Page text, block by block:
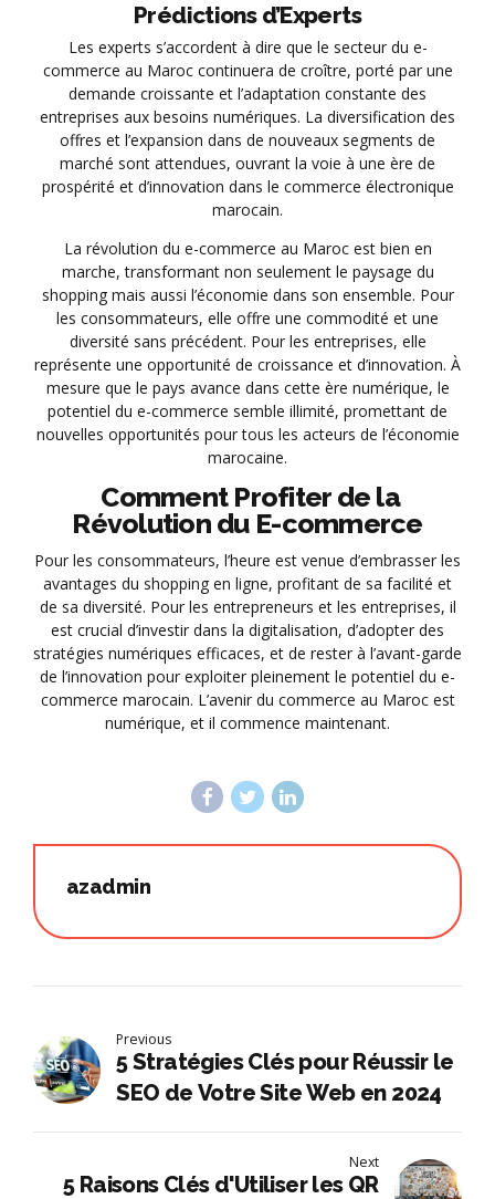
Prédictions d’Experts
Les experts s’accordent à dire que le secteur du e-
commerce au Maroc continuera de croître, porté par une
demande croissante et l’adaptation constante des
entreprises aux besoins numériques. La diversification des
offres et l’expansion dans de nouveaux segments de
marché sont attendues, ouvrant la voie à une ère de
prospérité et d’innovation dans le commerce électronique
marocain.
La révolution du e-commerce au Maroc est bien en
marche, transformant non seulement le paysage du
shopping mais aussi l’économie dans son ensemble. Pour
les consommateurs, elle offre une commodité et une
diversité sans précédent. Pour les entreprises, elle
représente une opportunité de croissance et d’innovation. À
mesure que le pays avance dans cette ère numérique, le
potentiel du e-commerce semble illimité, promettant de
nouvelles opportunités pour tous les acteurs de l’économie
marocaine.
Comment Profiter de la
Révolution du E-commerce
Pour les consommateurs, l’heure est venue d’embrasser les
avantages du shopping en ligne, profitant de sa facilité et
de sa diversité. Pour les entrepreneurs et les entreprises, il
est crucial d’investir dans la digitalisation, d’adopter des
stratégies numériques efficaces, et de rester à l’avant-garde
de l’innovation pour exploiter pleinement le potentiel du e-
commerce marocain. L’avenir du commerce au Maroc est
numérique, et il commence maintenant.
azadmin
Previous
5 Stratégies Clés pour Réussir le
SEO de Votre Site Web en 2024
Next
5 Raisons Clés d'Utiliser les QR